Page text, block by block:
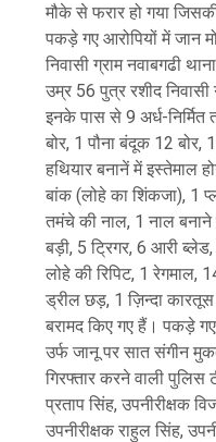
मौके से फरार हो गया
पकड़े गए आरोपियों में जान
निवासी ग्राम नवाबगढी
उम्र 56 पुत्र रशीद
इनके पास से 9 अर्ध-
बोर, 1 पौना बंदूक 12 बोर,
हथियार बनानें में इस्तेमाल
बांक (लोहे का शिंकजा), 1
तमंचे की नाल, 1 नाल बनाने
बड़ी, 5 ट्रिगर, 6 आरी
लोहे की रिपिट, 1 रेगमाल,
ड्रील छड़, 1 ज़िन्दा
बरामद किए गए हैं। पकड़े गए
उर्फ जानू पर सात संगीन
गिरफ्तार करने वाली पुलिस
प्रताप सिंह, उपनीरीक्षक
उपनीरीक्षक राहुल सिंह,